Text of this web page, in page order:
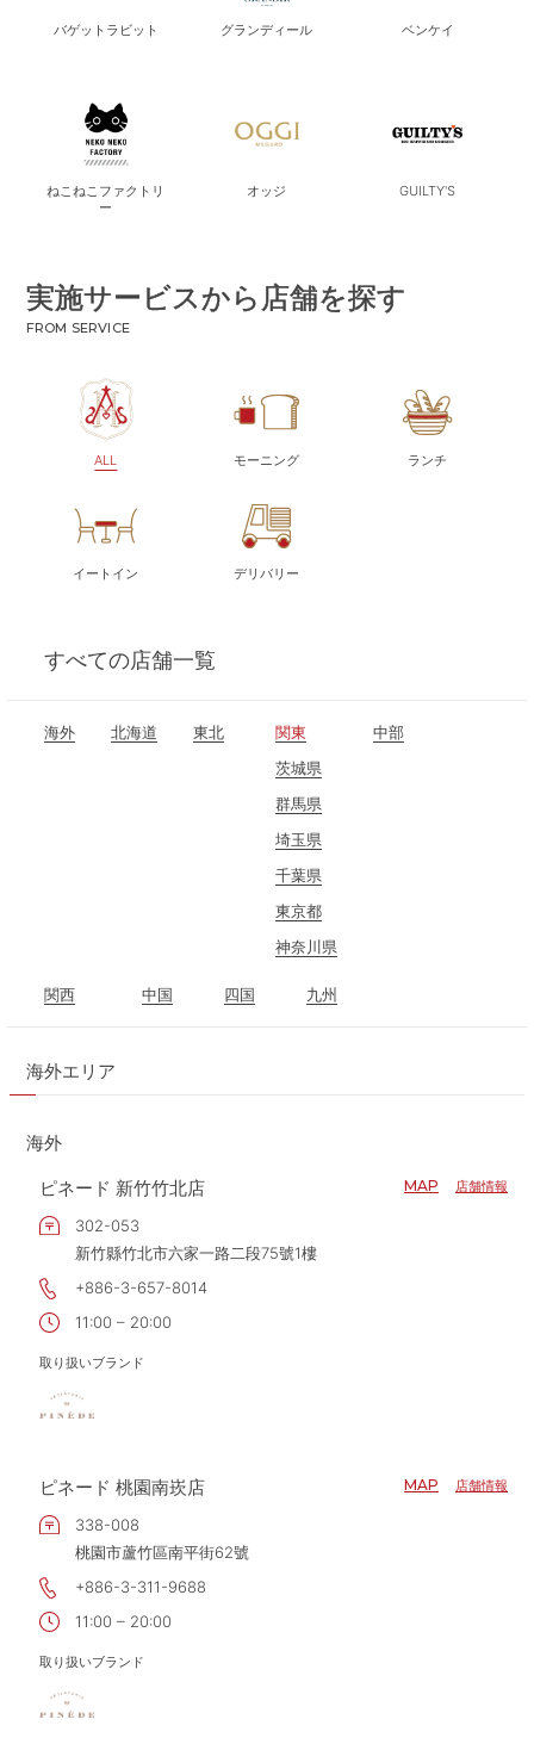
バゲットラビット グランディール ベンケイ
ねこねこファクトリ
ー
オッジ GUILTY'S
実施サービスから店舗を探す
FROM SERVICE
ALL モーニング ランチ
イートイン デリバリー
すべての店舗一覧
海外エリア
海外
ピネード 新竹竹北店
MAP 店舗情報
302-053
新竹縣竹北市六家一路二段75號1樓
+886-3-657-8014
11:00 – 20:00
取り扱いブランド
ピネード 桃園南崁店 MAP 店舗情報
338-008
桃園市蘆竹區南平街62號
+886-3-311-9688
11:00 – 20:00
取り扱いブランド
海外 北海道
東北
関東
茨城県
群馬県
埼玉県
千葉県
東京都
神奈川県
中部
関西
滋賀県
大阪府
中国
四国
九州